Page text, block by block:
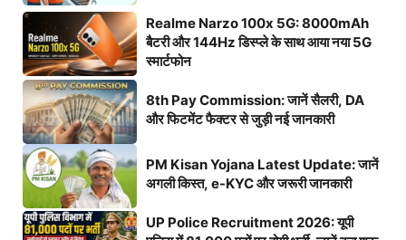
Realme Narzo 100x 5G: 8000mAh
बैटरी और 144Hz डिस्प्ले के साथ आया नया 5G
स्मार्टफोन
8th Pay Commission: जानें सैलरी, DA
और फिटमेंट फैक्टर से जुड़ी नई जानकारी
PM Kisan Yojana Latest Update: जानें
अगली किस्त, e-KYC और जरूरी जानकारी
UP Police Recruitment 2026: यूपी